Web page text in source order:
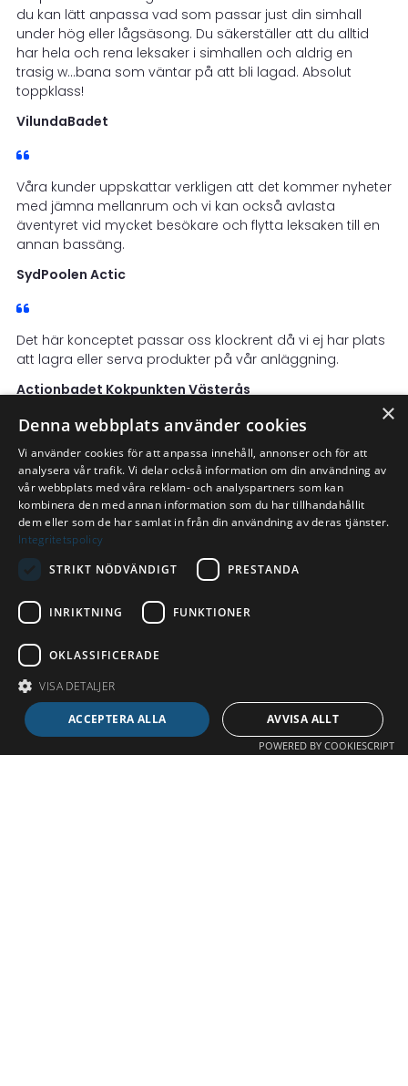
du kan lätt anpassa vad som passar just din simhall
under hög eller lågsäsong. Du säkerställer att du alltid
har hela och rena leksaker i simhallen och aldrig en
trasig w...bana som väntar på att bli lagad. Absolut
toppklass!
VilundaBadet
Våra kunder uppskattar verkligen att det kommer nyheter
med jämna mellanrum och vi kan också avlasta
äventyret vid mycket besökare och flytta leksaken till en
annan bassäng.
SydPoolen Actic
Det här konceptet passar oss klockrent då vi ej har plats
att lagra eller serva produkter på vår anläggning.
Actionbadet Kokpunkten Västerås
×
Denna webbplats använder cookies
Vi använder cookies för att anpassa innehåll, annonser och för att
analysera vår trafik. Vi delar också information om din användning av
vår webbplats med våra reklam- och analyspartners som kan
kombinera den med annan information som du har tillhandahållit
dem eller som de har samlat in från din användning av deras tjänster.
Integritetspolicy
STRIKT NÖDVÄNDIGT
PRESTANDA
INRIKTNING FUNKTIONER
OKLASSIFICERADE
VISA DETALJER
ACCEPTERA ALLA AVVISA ALLT
POWERED BY COOKIESCRIPT